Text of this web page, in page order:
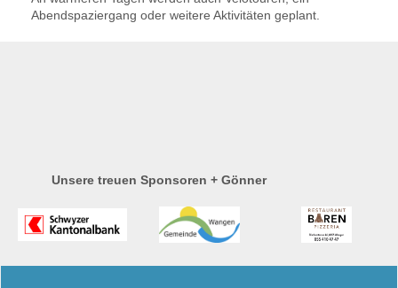
Abendspaziergang oder weitere Aktivitäten geplant.
Unsere treuen Sponsoren + Gönner